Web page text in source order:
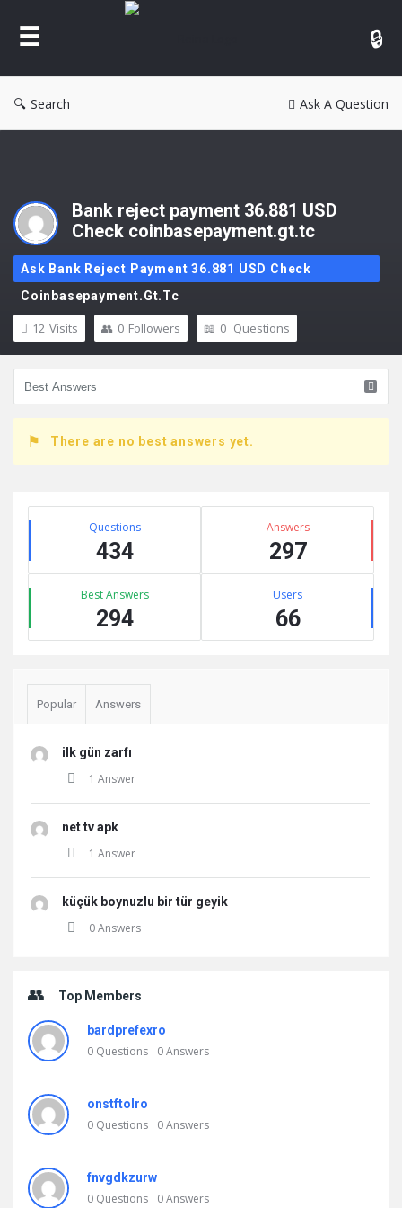
Reina
Search Ask A Question
Bank reject payment 36.881 USD
Check coinbasepayment.gt.tc
Ask Bank Reject Payment 36.881 USD Check
Coinbasepayment.gt.tc
12 Visits 0 Followers 0 Questions
There are no best answers yet.
Sidebar
Stats Questions
434
Answers
297
Best Answers
294
Users
66
Popular Answers
ilk gün zarfı
1 Answer
net tv apk
1 Answer
küçük boynuzlu bir tür geyik
0 Answers
Top Members
bardprefexro
0 Questions 0Answers
onstftolro
0 Questions 0Answers
fnvgdkzurw
0 Questions 0Answers